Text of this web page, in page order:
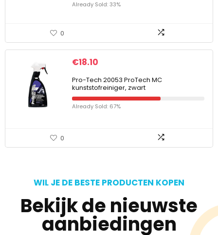
Already Sold: 33%
0
€18.10
Pro-Tech 20053 ProTech MC
kunststofreiniger, zwart
Already Sold: 67%
0
WIL JE DE BESTE PRODUCTEN KOPEN
Bekijk de nieuwste
aanbiedingen